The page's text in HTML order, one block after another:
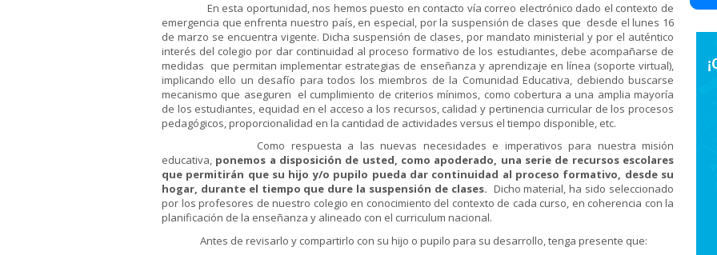
En esta oportunidad, nos hemos puesto en contacto vía correo electrónico dado el contexto de
emergencia que enfrenta nuestro país, en especial, por la suspensión de clases que desde el lunes 16
de marzo se encuentra vigente. Dicha suspensión de clases, por mandato ministerial y por el auténtico
interés del colegio por dar continuidad al proceso formativo de los estudiantes, debe acompañarse de
medidas que permitan implementar estrategias de enseñanza y aprendizaje en línea (soporte virtual),
implicando ello un desafío para todos los miembros de la Comunidad Educativa, debiendo buscarse
mecanismo que aseguren el cumplimiento de criterios mínimos, como cobertura a una amplia mayoría
de los estudiantes, equidad en el acceso a los recursos, calidad y pertinencia curricular de los procesos
pedagógicos, proporcionalidad en la cantidad de actividades versus el tiempo disponible, etc.
Como respuesta a las nuevas necesidades e imperativos para nuestra misión
educativa, ponemos a disposición de usted, como apoderado, una serie de recursos escolares
que permitirán que su hijo y/o pupilo pueda dar continuidad al proceso formativo, desde su
hogar, durante el tiempo que dure la suspensión de clases. Dicho material, ha sido seleccionado
por los profesores de nuestro colegio en conocimiento del contexto de cada curso, en coherencia con la
planificación de la enseñanza y alineado con el curriculum nacional.
Antes de revisarlo y compartirlo con su hijo o pupilo para su desarrollo, tenga presente que: